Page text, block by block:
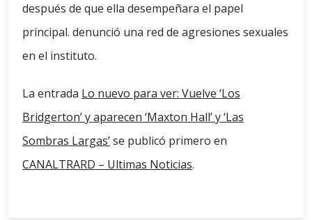
después de que ella desempeñara el papel
principal. denunció una red de agresiones sexuales
en el instituto.
La entrada Lo nuevo para ver: Vuelve ‘Los
Bridgerton’ y aparecen ‘Maxton Hall’ y ‘Las
Sombras Largas’se publicó primero en
CANALTRARD – Ultimas Noticias.